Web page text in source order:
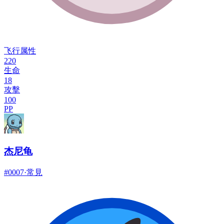
飞行属性
220
生命
18
攻擊
100
PP
杰尼龟
#0007·常見